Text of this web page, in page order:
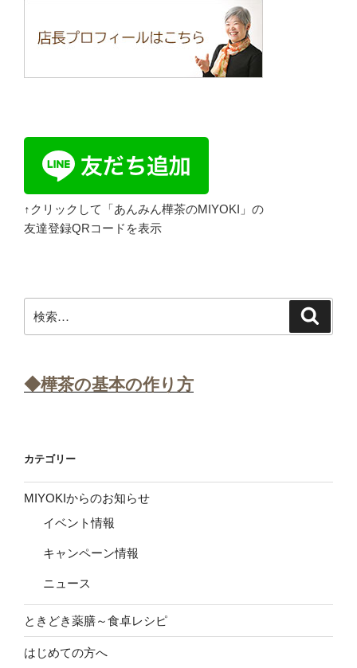
↑クリックして「あんみん樺茶のMIYOKI」の
友達登録QRコードを表示
索:
◆樺茶の基本の作り方
カテゴリー
MIYOKIからのお知らせ
イベント情報
キャンペーン情報
ニュース
ときどき薬膳～食卓レシピ
はじめての方へ